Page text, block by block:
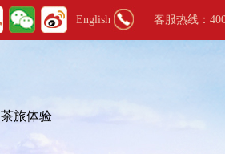
English 客服热线：
茶旅体验